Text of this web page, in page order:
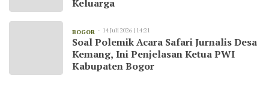
Keluarga
BOGOR 14 Juli 2026 | 14:21
Soal Polemik Acara Safari Jurnalis Desa
Kemang, Ini Penjelasan Ketua PWI
Kabupaten Bogor